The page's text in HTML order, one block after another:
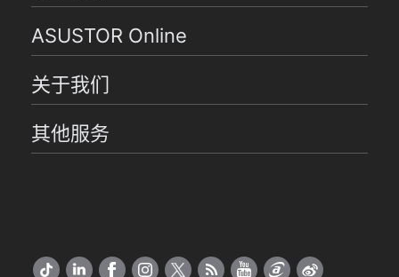
ASUSTOR Online
关于我们
其他服务